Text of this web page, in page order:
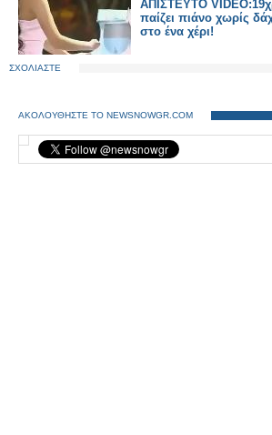
ΑΠΙΣΤΕΥΤΟ
παίζει πιάνο χωρίς
στο ένα χέρι!
ΣΧΟΛΙΑΣΤΕ
ΑΚΟΛΟΥΘΗΣΤΕ ΤΟ NEWSNOWGR.COM